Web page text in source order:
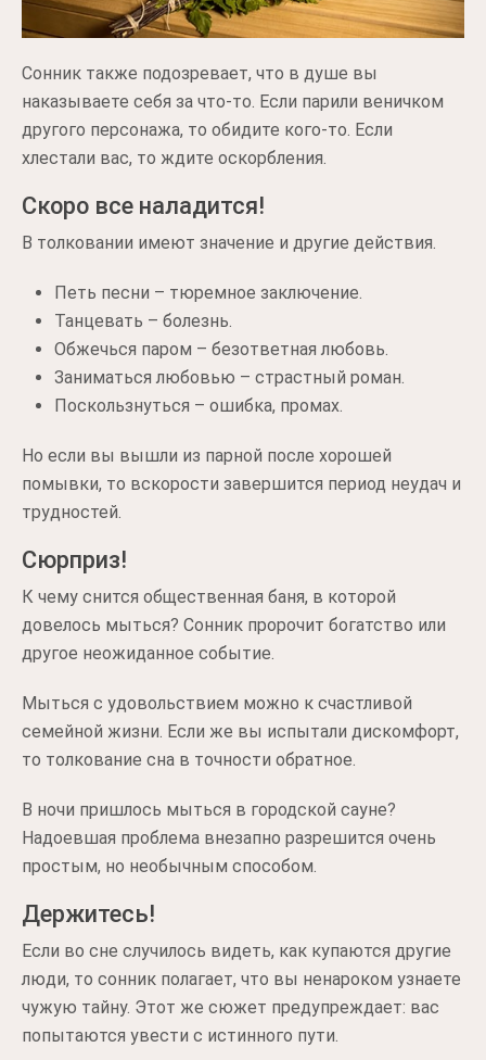
Сонник также подозревает, что в душе вы
наказываете себя за что-то. Если парили веничком
другого персонажа, то обидите кого-то. Если
хлестали вас, то ждите оскорбления.
Скоро все наладится!
В толковании имеют значение и другие действия.
Петь песни – тюремное заключение.
Танцевать – болезнь.
Обжечься паром – безответная любовь.
Заниматься любовью – страстный роман.
Поскользнуться – ошибка, промах.
Но если вы вышли из парной после хорошей
помывки, то вскорости завершится период неудач и
трудностей.
Сюрприз!
К чему снится общественная баня, в которой
довелось мыться? Сонник пророчит богатство или
другое неожиданное событие.
Мыться с удовольствием можно к счастливой
семейной жизни. Если же вы испытали дискомфорт,
то толкование сна в точности обратное.
В ночи пришлось мыться в городской сауне?
Надоевшая проблема внезапно разрешится очень
простым, но необычным способом.
Держитесь!
Если во сне случилось видеть, как купаются другие
люди, то сонник полагает, что вы ненароком узнаете
чужую тайну. Этот же сюжет предупреждает: вас
попытаются увести с истинного пути.